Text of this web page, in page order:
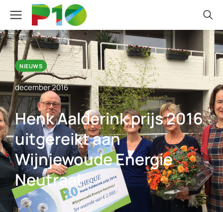
NIEUWS
december 2016
Henk Aalderink prijs 2016
uitgereikt aan
Wijnjewoude Energie
Neutraal